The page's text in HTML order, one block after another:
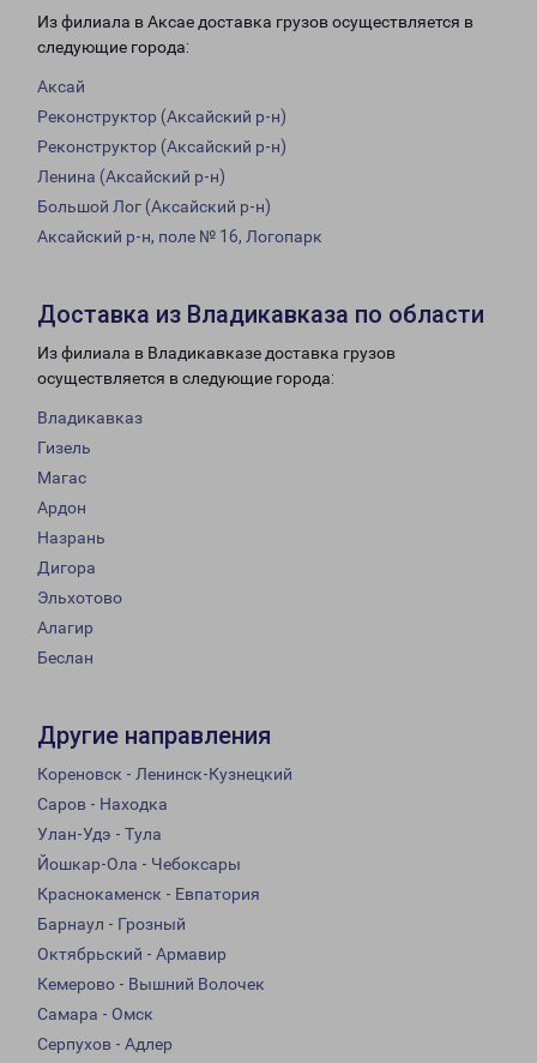
Из филиала в Аксае доставка грузов осуществляется в
следующие города:
Аксай
Реконструктор (Аксайский р-н)
Реконструктор (Аксайский р-н)
Ленина (Аксайский р-н)
Большой Лог (Аксайский р-н)
Аксайский р-н, поле № 16, Логопарк
Доставка из Владикавказа по области
Из филиала в Владикавказе доставка грузов
осуществляется в следующие города:
Владикавказ
Гизель
Магас
Ардон
Назрань
Дигора
Эльхотово
Алагир
Беслан
Другие направления
Кореновск - Ленинск-Кузнецкий
Саров - Находка
Улан-Удэ - Тула
Йошкар-Ола - Чебоксары
Краснокаменск - Евпатория
Барнаул - Грозный
Октябрьский - Армавир
Кемерово - Вышний Волочек
Самара - Омск
Серпухов - Адлер